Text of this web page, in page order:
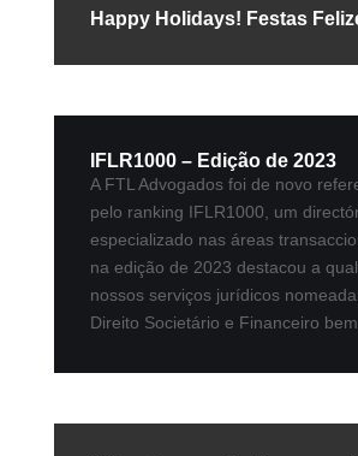
Happy Holidays! Festas
IFLR1000 – Edição de 2023
A FTL Advogados foi de novo
pelo ranking IFLR1000, um
especializado nas áreas
na edição de 2023 destacou a
nossos serviços jurídicos
Direito Societário e Financeiro bem